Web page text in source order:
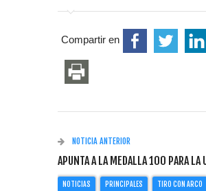
Compartir en
NOTICIA ANTERIOR
APUNTA A LA MEDALLA 100 PARA LA
NOTICIAS PRINCIPALES TIRO CON ARCO